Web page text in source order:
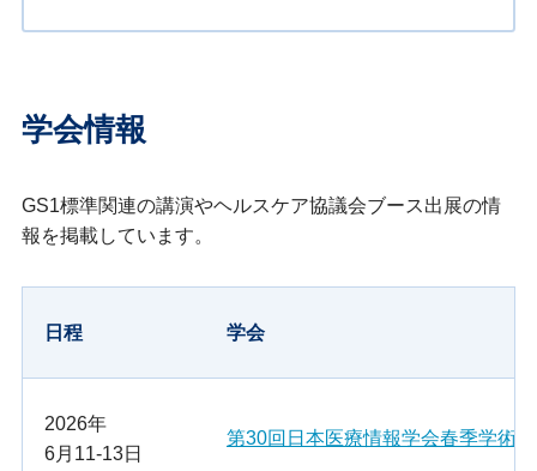
学会情報
GS1標準関連の講演やヘルスケア協議会ブース出展の情
報を掲載しています。
日程 学会
2026年
6月11-13日
第30回日本医療情報学会春季学術